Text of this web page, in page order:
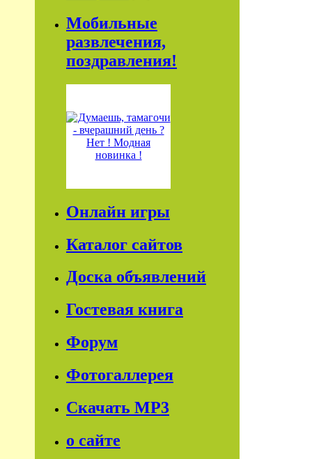
Мобильные
развлечения,
поздравления!
Онлайн игры
Каталог сайтов
Доска объявлений
Гостевая книга
Форум
Фотогаллерея
Скачать МР3
о сайте